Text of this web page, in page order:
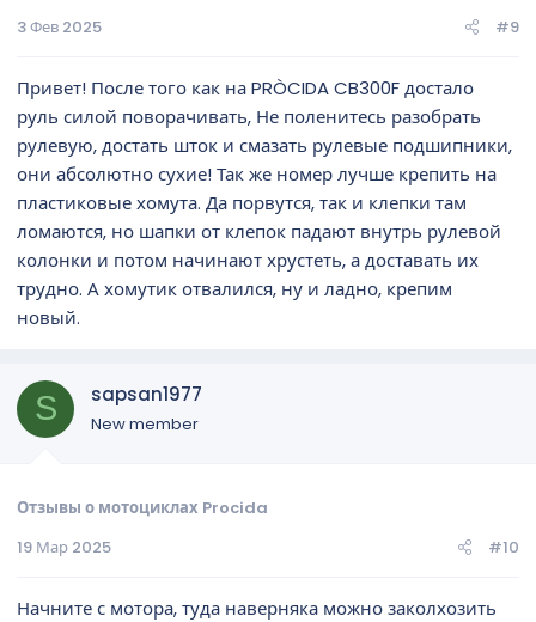
3 Фев 2025
#9
Привет! После того как на PRÒCIDA CB300F достало
руль силой поворачивать, Не поленитесь разобрать
рулевую, достать шток и смазать рулевые подшипники,
они абсолютно сухие! Так же номер лучше крепить на
пластиковые хомута. Да порвутся, так и клепки там
ломаются, но шапки от клепок падают внутрь рулевой
колонки и потом начинают хрустеть, а доставать их
трудно. А хомутик отвалился, ну и ладно, крепим
новый.
S sapsan1977
New member
Отзывы о мотоциклах Procida
19 Мар 2025
#10
Начните с мотора, туда наверняка можно заколхозить